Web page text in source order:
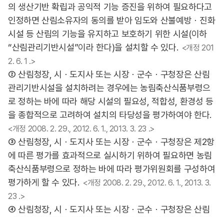
의 생산기반 확립과 공익적 기능 증진을 위하여 필요하다고
인정하면 산림소유자의 동의를 받아 임도와 산불예방ㆍ진화
시설 등 산림의 기능을 유지하고 보호하기 위한 시설(이하
“산림관리기반시설”이라 한다)을 설치할 수 있다. <개정 201
2. 6. 1 .>
② 산림청장, 시ㆍ도지사 또는 시장ㆍ군수ㆍ구청장은 산림
관리기반시설을 설치하려는 경우에는 농림축산식품부령으
로 정하는 바에 따라 해당 시설의 필요성, 적합성, 환경성 등
을 종합적으로 고려하여 설치의 타당성을 평가하여야 한다.
<개정 2008. 2. 29., 2012. 6. 1., 2013. 3. 23 .>
③ 산림청장, 시ㆍ도지사 또는 시장ㆍ군수ㆍ구청장은 제2항
에 따른 평가를 효과적으로 실시하기 위하여 필요하면 농림
축산식품부령으로 정하는 바에 따라 평가위원회를 구성하여
평가하게 할 수 있다. <개정 2008. 2. 29., 2012. 6. 1., 2013. 3.
23 .>
④ 산림청장, 시ㆍ도지사 또는 시장ㆍ군수ㆍ구청장은 산림